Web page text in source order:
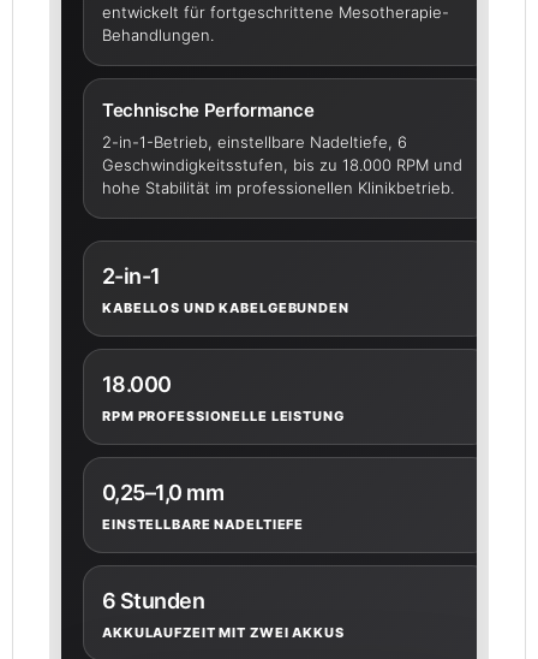
entwickelt für fortgeschrittene Mesotherapie-
Behandlungen.
Technische Performance
2-in-1-Betrieb, einstellbare Nadeltiefe, 6
Geschwindigkeitsstufen, bis zu 18.000 RPM und
hohe Stabilität im professionellen Klinikbetrieb.
2-in-1
KABELLOS UND KABELGEBUNDEN
18.000
RPM PROFESSIONELLE LEISTUNG
0,25–1,0 mm
EINSTELLBARE NADELTIEFE
6 Stunden
AKKULAUFZEIT MIT ZWEI AKKUS